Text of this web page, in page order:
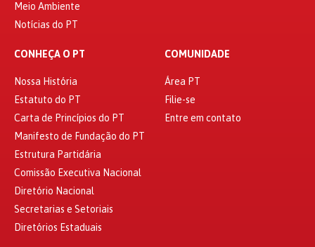
Meio Ambiente
Notícias do PT
CONHEÇA O PT
Nossa História
Estatuto do PT
Carta de Princípios do PT
Manifesto de Fundação do PT
Estrutura Partidária
Comissão Executiva Nacional
Diretório Nacional
Secretarias e Setoriais
Diretórios Estaduais
COMUNIDADE
Área PT
Filie-se
Entre em contato